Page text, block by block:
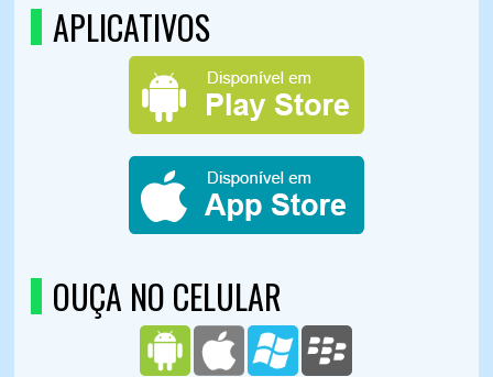
APLICATIVOS
OUÇA NO CELULAR